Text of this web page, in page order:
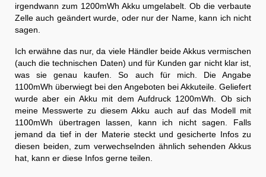
irgendwann zum 1200mWh Akku umgelabelt. Ob die verbaute
Zelle auch geändert wurde, oder nur der Name, kann ich nicht
sagen.
Ich erwähne das nur, da viele Händler beide Akkus vermischen
(auch die technischen Daten) und für Kunden gar nicht klar ist,
was sie genau kaufen. So auch für mich. Die Angabe
1100mWh überwiegt bei den Angeboten bei Akkuteile. Geliefert
wurde aber ein Akku mit dem Aufdruck 1200mWh. Ob sich
meine Messwerte zu diesem Akku auch auf das Modell mit
1100mWh übertragen lassen, kann ich nicht sagen. Falls
jemand da tief in der Materie steckt und gesicherte Infos zu
diesen beiden, zum verwechselnden ähnlich sehenden Akkus
hat, kann er diese Infos gerne teilen.